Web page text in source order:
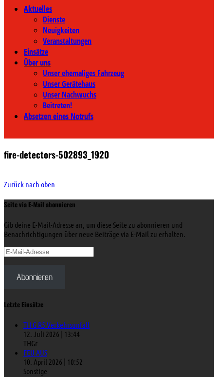
Aktuelles
Dienste
Neuigkeiten
Veranstaltungen
Einsätze
Über uns
Unser ehemaliges Fahrzeug
Unser Gerätehaus
Unser Nachwuchs
Beitreten!
Absetzen eines Notrufs
fire-detectors-502893_1920
Zurück nach oben
Seite via E-Mail abonnieren
Gib deine E-Mail-Adresse an, um diese Seite zu abonnieren und
Benachrichtigungen über neue Beiträge via E-Mail zu erhalten.
E-
Mail-
Abonnieren
Letzte Einsätze
TH G R5 Verkehrsunfall
12. Juli 2026
13:44
THGr
FEU AUS
10. April 2026
10:52
Sonstige